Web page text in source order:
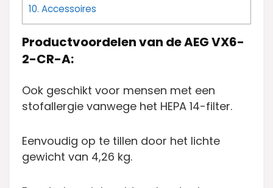
10. Accessoires
Productvoordelen van de AEG VX6-
2-CR-A:
Ook geschikt voor mensen met een
stofallergie vanwege het HEPA 14-filter.
Eenvoudig op te tillen door het lichte
gewicht van 4,26 kg.